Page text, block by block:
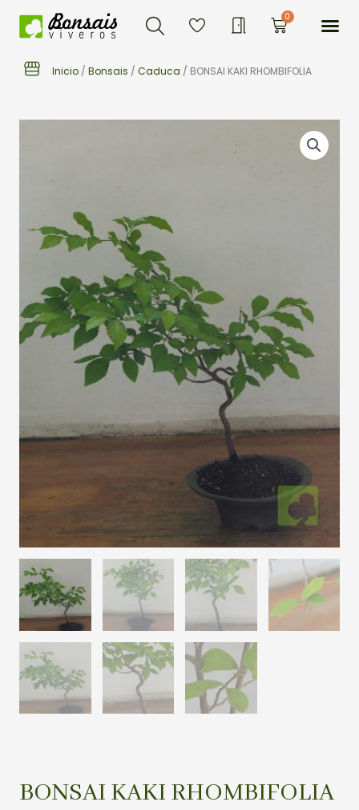
Buscar 0Carrito
Inicio / Bonsais / Caduca / BONSAI KAKI RHOMBIFOLIA
BONSAI KAKI RHOMBIFOLIA